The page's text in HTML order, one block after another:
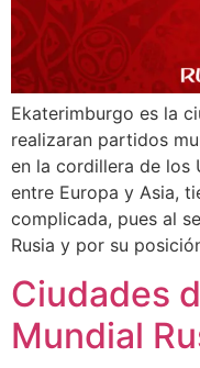
Ekaterimburgo es la
realizaran partidos
en la cordillera de los
entre Europa y Asia,
complicada, pues al
Rusia y por su
Ciudades
Mundial